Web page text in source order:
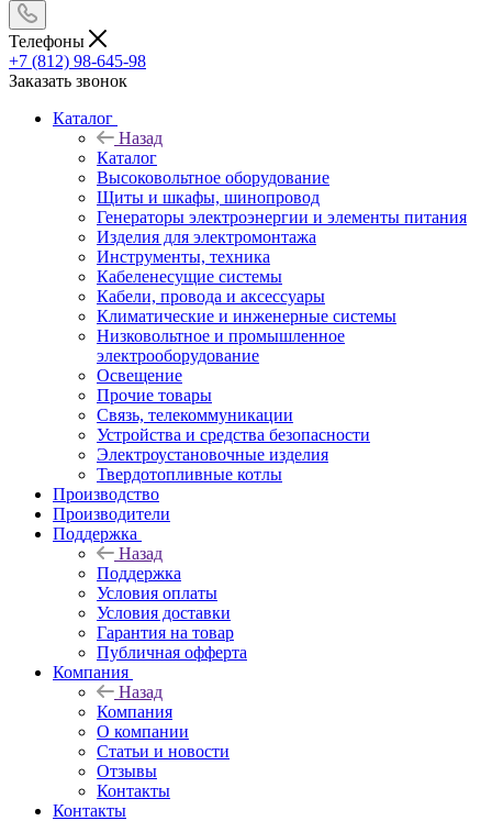
Телефоны
+7 (812) 98-645-98
Заказать звонок
Каталог
Назад
Каталог
Высоковольтное оборудование
Щиты и шкафы, шинопровод
Генераторы электроэнергии и элементы питания
Изделия для электромонтажа
Инструменты, техника
Кабеленесущие системы
Кабели, провода и аксессуары
Климатические и инженерные системы
Низковольтное и промышленное
электрооборудование
Освещение
Прочие товары
Связь, телекоммуникации
Устройства и средства безопасности
Электроустановочные изделия
Твердотопливные котлы
Производство
Производители
Поддержка
Назад
Поддержка
Условия оплаты
Условия доставки
Гарантия на товар
Публичная офферта
Компания
Назад
Компания
О компании
Статьи и новости
Отзывы
Контакты
Контакты